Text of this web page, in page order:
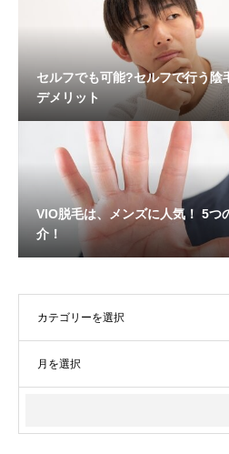
セルフでも可能?セルフで行う陰
デメリット
VIO脱毛は、メンズに人気！ 5つ
介！